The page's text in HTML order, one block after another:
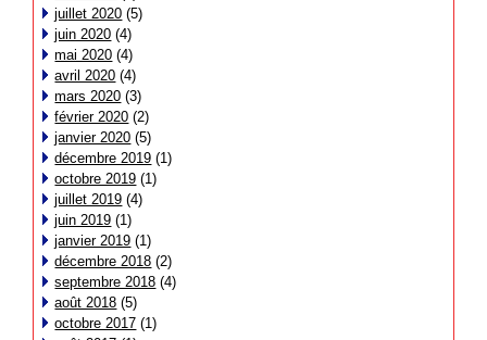
juillet 2020 (5)
juin 2020 (4)
mai 2020 (4)
avril 2020 (4)
mars 2020 (3)
février 2020 (2)
janvier 2020 (5)
décembre 2019 (1)
octobre 2019 (1)
juillet 2019 (4)
juin 2019 (1)
janvier 2019 (1)
décembre 2018 (2)
septembre 2018 (4)
août 2018 (5)
octobre 2017 (1)